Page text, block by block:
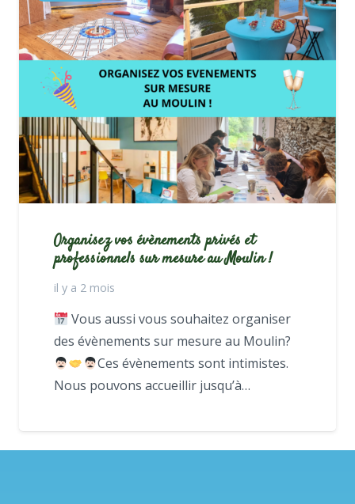
Organisez vos évènements privés et
professionnels sur mesure au Moulin !
il y a 2 mois
Vous aussi vous souhaitez organiser
des évènements sur mesure au Moulin?
Ces évènements sont intimistes.
Nous pouvons accueillir jusqu’à…